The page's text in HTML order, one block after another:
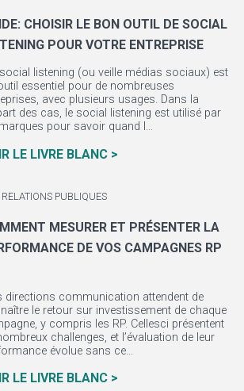
CHOISIR LE BON OUTIL DE SOCIAL
POUR VOTRE ENTREPRISE
listening (ou veille médias sociaux) est
essentiel pour de nombreuses
avec plusieurs usages. Dans la
des cas, le social listening est utilisé par
pour savoir quand l...
LE LIVRE BLANC >
PUBLIQUES
MESURER ET PRÉSENTER LA
DE VOS CAMPAGNES RP
directions communication attendent de
le retour sur investissement de chaque
y compris les RP. Cellesci présentent
challenges, et l’évaluation de leur
évolue sans ce...
LE LIVRE BLANC >